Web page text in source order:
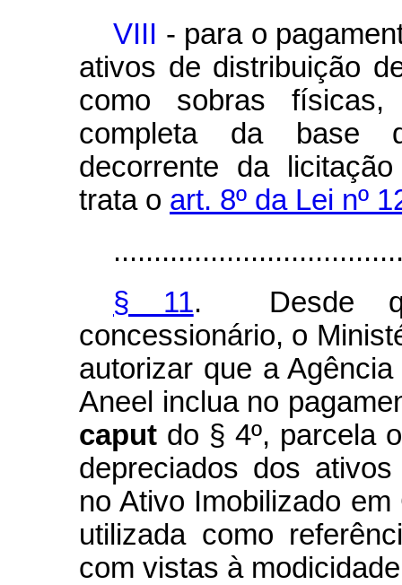
VIII - para o
ativos de distribuição
como sobras
completa da base
decorrente da
trata o art. 8º da Lei nº
§ 11. Desde
concessionário, o
autorizar que a
Aneel inclua no
caput do § 4º, parcela
depreciados dos
no Ativo Imobilizado
utilizada como
com vistas à